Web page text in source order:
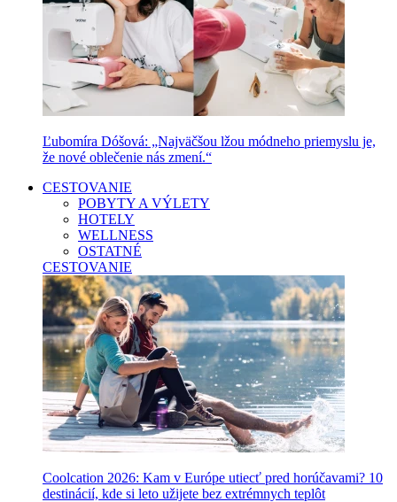
Ľubomíra Dóšová: „Najväčšou lžou módneho priemyslu je,
že nové oblečenie nás zmení.“
CESTOVANIE
POBYTY A VÝLETY
HOTELY
WELLNESS
OSTATNÉ
CESTOVANIE
Coolcation 2026: Kam v Európe utiecť pred horúčavami? 10
destinácií, kde si leto užijete bez extrémnych teplôt